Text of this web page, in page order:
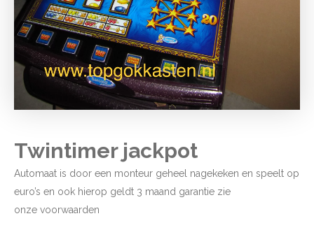
Twintimer jackpot
Automaat is door een monteur geheel nagekeken en speelt op
euro’s en ook hierop geldt 3 maand garantie zie
onze voorwaarden